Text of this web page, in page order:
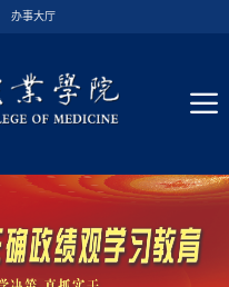
办事大厅